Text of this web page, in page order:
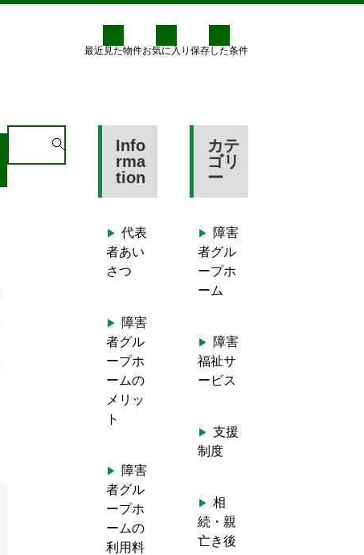
最近見た物件お気に入り 保存した条件
Info
rma
tion
代表
者あい
さつ
障害
者グル
ープホ
ームの
メリッ
ト
障害
者グル
ープホ
ームの
利用料
カテ
ゴリ
ー
障害
者グル
ープホ
ーム
障害
福祉サ
ービス
支援
制度
相
続・親
亡き後